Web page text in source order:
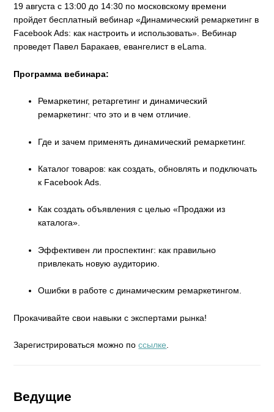
19 августа с 13:00 до 14:30 по московскому времени
пройдет бесплатный вебинар «Динамический ремаркетинг в
Facebook Ads: как настроить и использовать». Вебинар
проведет Павел Баракаев, евангелист в eLama.
Программа вебинара:
Ремаркетинг, ретаргетинг и динамический
ремаркетинг: что это и в чем отличие.
Где и зачем применять динамический ремаркетинг.
Каталог товаров: как создать, обновлять и подключать
к Facebook Ads.
Как создать объявления с целью «Продажи из
каталога».
Эффективен ли проспектинг: как правильно
привлекать новую аудиторию.
Ошибки в работе с динамическим ремаркетингом.
Прокачивайте свои навыки с экспертами рынка!
Зарегистрироваться можно поссылке
Ведущие